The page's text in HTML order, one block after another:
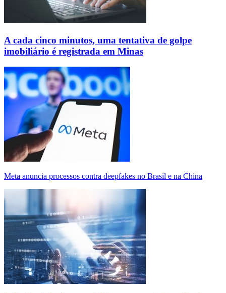
A cada cinco minutos, uma tentativa de golpe
imobiliário é registrada em Minas
Meta anuncia processos contra deepfakes no Brasil e na China